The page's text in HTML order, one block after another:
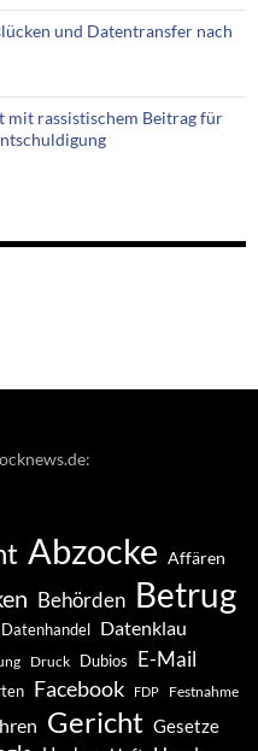
und Datentransfer nach
mit rassistischem Beitrag für
Abzocke Affären
Behörden Betrug
Datenhandel Datenklau
Druck Dubios E-Mail
Facebook FDP Festnahme
Gericht Gesetze